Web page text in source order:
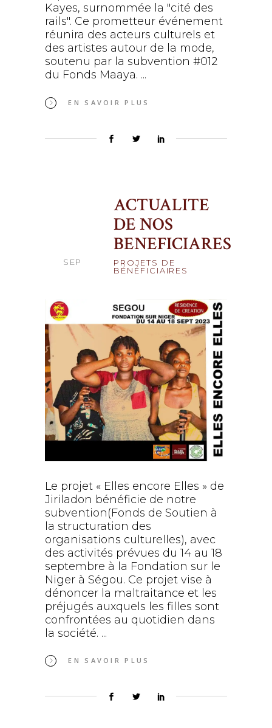
Kayes, surnommée la "cité des
rails". Ce prometteur événement
réunira des acteurs culturels et
des artistes autour de la mode,
soutenu par la subvention #012
du Fonds Maaya.
EN SAVOIR PLUS
SEP
ACTUALITE
DE NOS
BENEFICIARES
PROJETS DE
BÉNÉFICIAIRES
Le projet « Elles encore Elles » de
Jiriladon bénéficie de notre
subvention(Fonds de Soutien à
la structuration des
organisations culturelles), avec
des activités prévues du 14 au 18
septembre à la Fondation sur le
Niger à Ségou. Ce projet vise à
dénoncer la maltraitance et les
préjugés auxquels les filles sont
confrontées au quotidien dans
la société.
EN SAVOIR PLUS